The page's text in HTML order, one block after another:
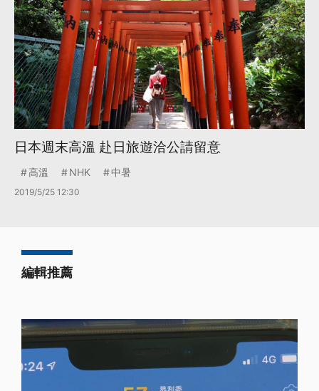
日本週末高溫 赴日旅遊洽公請留意
高溫 NHK 中暑
2019/5/25 12:30
編輯推薦